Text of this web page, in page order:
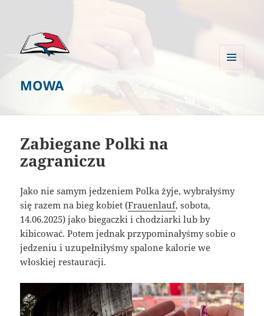
MOWA
Zabiegane Polki na
zagraniczu
Jako nie samym jedzeniem Polka żyje, wybrałyśmy
się razem na bieg kobiet (Frauenlauf, sobota,
14.06.2025) jako biegaczki i chodziarki lub by
kibicować. Potem jednak przypominałyśmy sobie o
jedzeniu i uzupełniłyśmy spalone kalorie we
włoskiej restauracji.